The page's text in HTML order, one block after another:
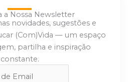
a Nossa Newsletter
novidades, sugestões e
(Com)Vida — um espaço
partilha e inspiração
constante.